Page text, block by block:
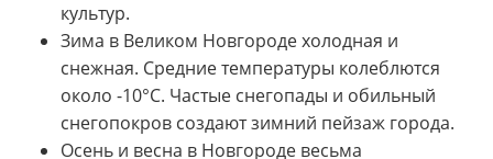
культур.
Зима в Великом Новгороде холодная и
снежная. Средние температуры колеблются
около -10°C. Частые снегопады и обильный
снегопокров создают зимний пейзаж города.
Осень и весна в Новгороде весьма